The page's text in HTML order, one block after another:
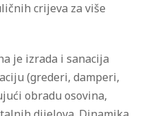
crijeva za više
je izrada i sanacija
(grederi, damperi,
obradu osovina,